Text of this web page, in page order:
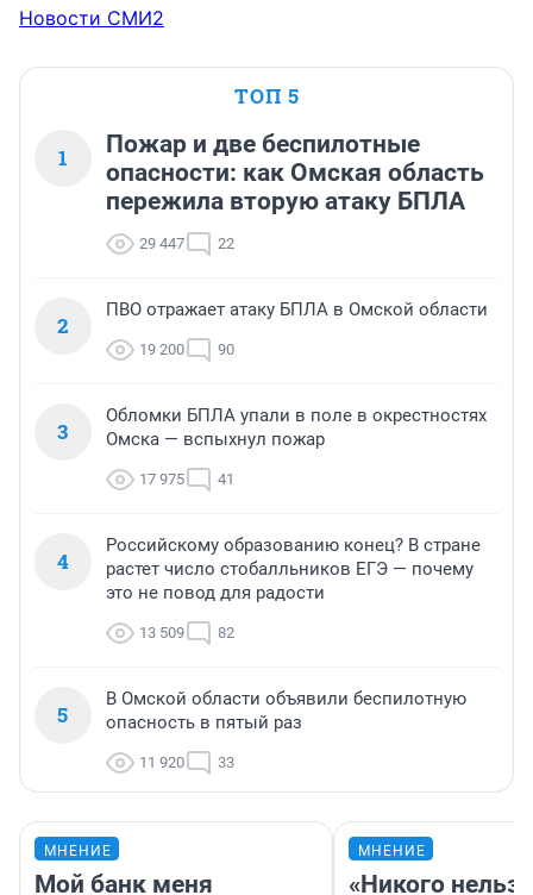
Новости СМИ2
ТОП 5
1
Пожар и две беспилотные
опасности: как Омская область
пережила вторую атаку БПЛА
29 447 22
2
ПВО отражает атаку БПЛА в Омской области
19 200 90
3
Обломки БПЛА упали в поле в окрестностях
Омска — вспыхнул пожар
17 975 41
4
Российскому образованию конец? В стране
растет число стобалльников ЕГЭ — почему
это не повод для радости
13 509 82
5
В Омской области объявили беспилотную
опасность в пятый раз
11 920 33
МНЕНИЕ
Мой банк меня
МНЕНИЕ
«Никого нельзя